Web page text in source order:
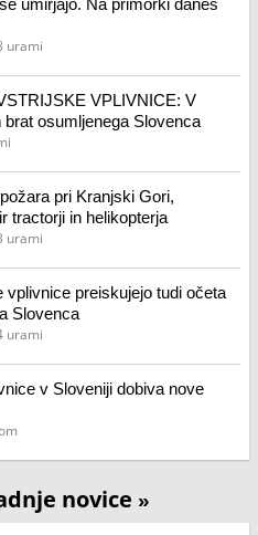
umirjajo. Na primorki danes
urami
VPLIVNICE: V
osumljenega Slovenca
pri Kranjski Gori,
tractorji in helikopterja
urami
vplivnice preiskujejo tudi očeta
Slovenca
urami
v Sloveniji dobiva nove
novice »